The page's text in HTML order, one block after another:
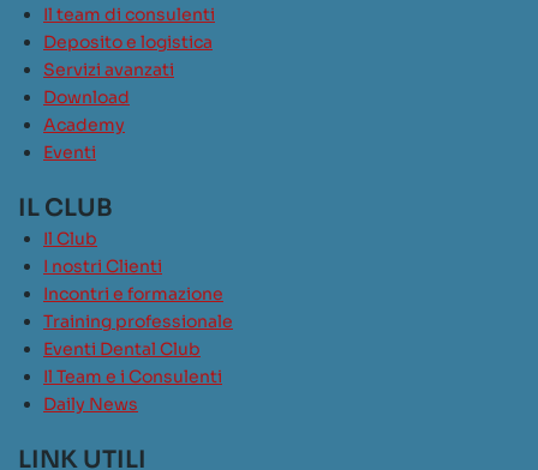
Il team di consulenti
Deposito e logistica
Servizi avanzati
Download
Academy
Eventi
IL CLUB
Il Club
I nostri Clienti
Incontri e formazione
Training professionale
Eventi Dental Club
Il Team e i Consulenti
Daily News
LINK UTILI